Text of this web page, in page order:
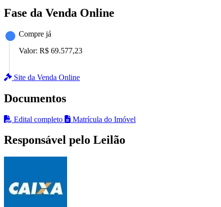
Fase da Venda Online
Compre já
Valor: R$ 69.577,23
Site da Venda Online
Documentos
Edital completo Matrícula do Imóvel
Responsável pelo Leilão